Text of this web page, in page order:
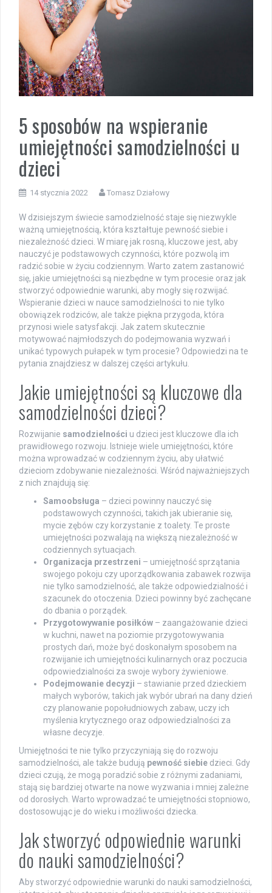
5 sposobów na wspieranie
umiejętności samodzielności u
dzieci
14 stycznia 2022 Tomasz Działowy
W dzisiejszym świecie samodzielność staje się niezwykle
ważną umiejętnością, która kształtuje pewność siebie i
niezależność dzieci. W miarę jak rosną, kluczowe jest, aby
nauczyć je podstawowych czynności, które pozwolą im
radzić sobie w życiu codziennym. Warto zatem zastanowić
się, jakie umiejętności są niezbędne w tym procesie oraz jak
stworzyć odpowiednie warunki, aby mogły się rozwijać.
Wspieranie dzieci w nauce samodzielności to nie tylko
obowiązek rodziców, ale także piękna przygoda, która
przynosi wiele satysfakcji. Jak zatem skutecznie
motywować najmłodszych do podejmowania wyzwań i
unikać typowych pułapek w tym procesie? Odpowiedzi na te
pytania znajdziesz w dalszej części artykułu.
Jakie umiejętności są kluczowe dla
samodzielności dzieci?
Rozwijanie samodzielności u dzieci jest kluczowe dla ich
prawidłowego rozwoju. Istnieje wiele umiejętności, które
można wprowadzać w codziennym życiu, aby ułatwić
dzieciom zdobywanie niezależności. Wśród najważniejszych
z nich znajdują się:
Samoobsługa – dzieci powinny nauczyć się
podstawowych czynności, takich jak ubieranie się,
mycie zębów czy korzystanie z toalety. Te proste
umiejętności pozwalają na większą niezależność w
codziennych sytuacjach.
Organizacja przestrzeni – umiejętność sprzątania
swojego pokoju czy uporządkowania zabawek rozwija
nie tylko samodzielność, ale także odpowiedzialność i
szacunek do otoczenia. Dzieci powinny być zachęcane
do dbania o porządek.
Przygotowywanie posiłków – zaangażowanie dzieci
w kuchni, nawet na poziomie przygotowywania
prostych dań, może być doskonałym sposobem na
rozwijanie ich umiejętności kulinarnych oraz poczucia
odpowiedzialności za swoje wybory żywieniowe.
Podejmowanie decyzji – stawianie przed dzieckiem
małych wyborów, takich jak wybór ubrań na dany dzień
czy planowanie popołudniowych zabaw, uczy ich
myślenia krytycznego oraz odpowiedzialności za
własne decyzje.
Umiejętności te nie tylko przyczyniają się do rozwoju
samodzielności, ale także budują pewność siebie dzieci. Gdy
dzieci czują, że mogą poradzić sobie z różnymi zadaniami,
stają się bardziej otwarte na nowe wyzwania i mniej zależne
od dorosłych. Warto wprowadzać te umiejętności stopniowo,
dostosowując je do wieku i możliwości dziecka.
Jak stworzyć odpowiednie warunki
do nauki samodzielności?
Aby stworzyć odpowiednie warunki do nauki samodzielności,